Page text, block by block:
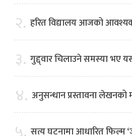
२. हरित विद्यालय आजको
३. गुद्द्वार चिलाउने समस्या भए
४. अनुसन्धान प्रस्तावना लेखनको
सत्य घटनामा आधारित फिल्म